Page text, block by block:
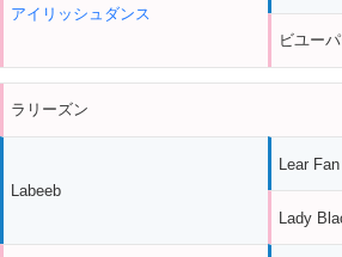
アイリッシュダンス
ビユー
ラリーズン
Labeeb
Lear Fan
Lady